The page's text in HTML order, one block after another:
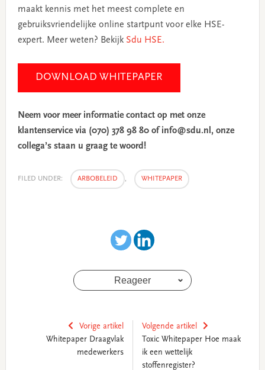
maakt kennis met het meest complete en
gebruiksvriendelijke online startpunt voor elke HSE-
expert. Meer weten? Bekijk Sdu HSE.
DOWNLOAD WHITEPAPER
Neem voor meer informatie contact op met onze
klantenservice via (070) 378 98 80 of info@sdu.nl, onze
collega’s staan u graag te woord!
FILED UNDER: ARBOBELEID , WHITEPAPER
Reageer
Vorige artikel
Whitepaper Draagvlak
medewerkers
Volgende artikel
Toxic Whitepaper Hoe maak
ik een wettelijk
stoffenregister?